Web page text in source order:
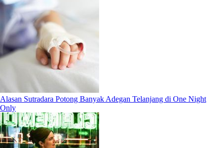
Alasan Sutradara Potong Banyak Adegan Telanjang di One Night
Only